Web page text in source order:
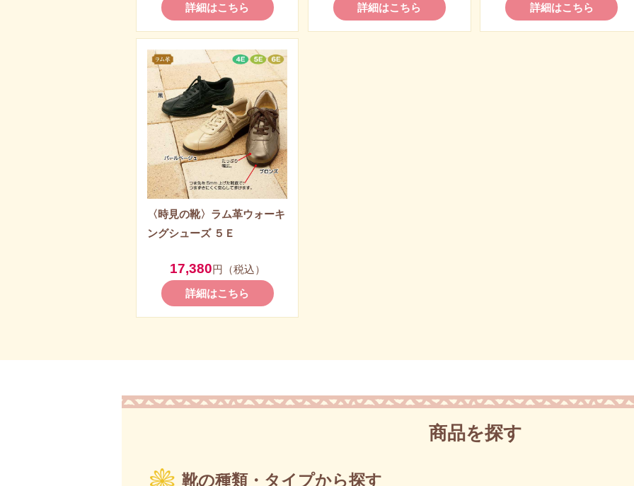
詳細はこちら
詳細はこちら
詳細はこちら
〈時見の靴〉ラム革ウォーキ
ングシューズ ５Ｅ
17,380円（税込）
詳細はこちら
商品を探す
靴の種類・タイプから探す